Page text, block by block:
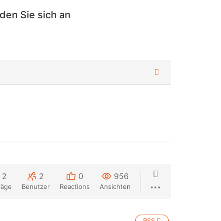
Sie sich an
2 2
Benutzer
0
Reactions
956
Ansichten